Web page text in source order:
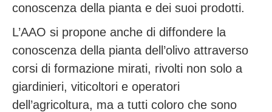
conoscenza della pianta e dei suoi prodotti.
L’AAO si propone anche di diffondere la
conoscenza della pianta dell’olivo attraverso
corsi di formazione mirati, rivolti non solo a
giardinieri, viticoltori e operatori
dell’agricoltura, ma a tutti coloro che sono